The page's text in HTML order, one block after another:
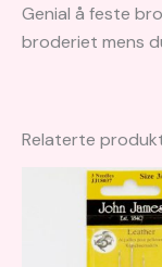
Genial å feste
broderiet mens
Relaterte